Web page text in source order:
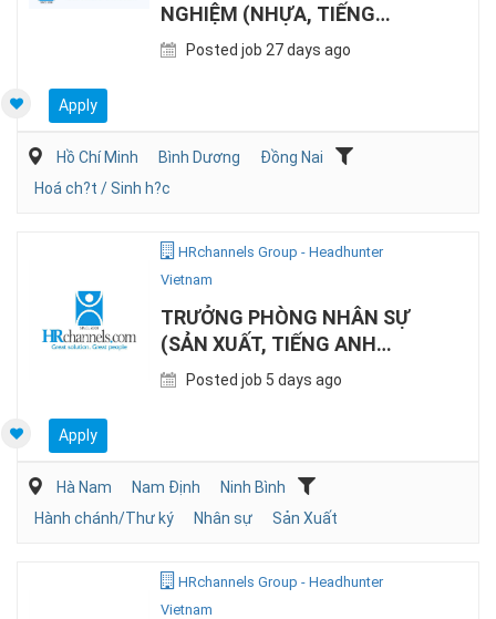
NGHIỆM (NHỰA, TIẾNG
ANH/TIẾNG TRUNG)
Posted job 27 days ago
Apply
Hồ Chí Minh Bình Dương
Đồng Nai
Hoá ch?t / Sinh h?c
HRchannels Group - Headhunter
Vietnam
TRƯỞNG PHÒNG NHÂN SỰ
(SẢN XUẤT, TIẾNG ANH
HOẶC TIẾNG TRUNG)
Posted job 5 days ago
Apply
Hà Nam Nam Định
Ninh Bình
Hành chánh/Thư ký
Nhân sự Sản Xuất
HRchannels Group - Headhunter
Vietnam